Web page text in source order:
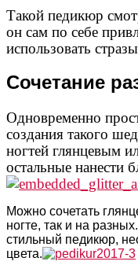
Такой педикюр
он сам по себе
использовать
Сочетание
Одновременно
создания такого
ногтей глянцевым
остальные нанести
Можно сочетать
ногте, так и на
стильный педикюр,
цвета.